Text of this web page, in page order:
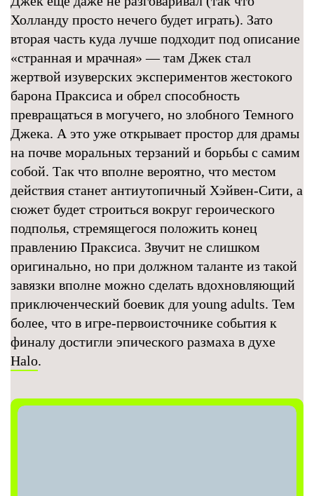
Холланду просто нечего будет играть). Зато
вторая часть куда лучше подходит под описание
«странная и мрачная» — там Джек стал
жертвой изуверских экспериментов жестокого
барона Праксиса и обрел способность
превращаться в могучего, но злобного Темного
Джека. А это уже открывает простор для драмы
на почве моральных терзаний и борьбы с самим
собой. Так что вполне вероятно, что местом
действия станет антиутопичный Хэйвен-Сити, а
сюжет будет строиться вокруг героического
подполья, стремящегося положить конец
правлению Праксиса. Звучит не слишком
оригинально, но при должном таланте из такой
завязки вполне можно сделать вдохновляющий
приключенческий боевик для young adults. Тем
более, что в игре-первоисточнике события к
финалу достигли эпического размаха в духе
Halo.